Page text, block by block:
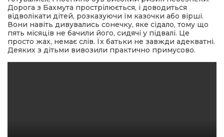
Дорога з Бахмута прострілюється, і доводиться
відволікати дітей, розказуючи їм казочки або вірші.
Вони навіть дивувались сонечку, яке сідало, тому що
пять місяців не бачили його, сидячі у підвалі. Це
просто жах, немає слів. Їх батьки не завжди адекватні.
Деяких з дітьми вивозили практично примусово.